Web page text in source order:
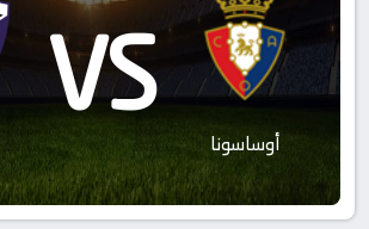
أوساسونا VS